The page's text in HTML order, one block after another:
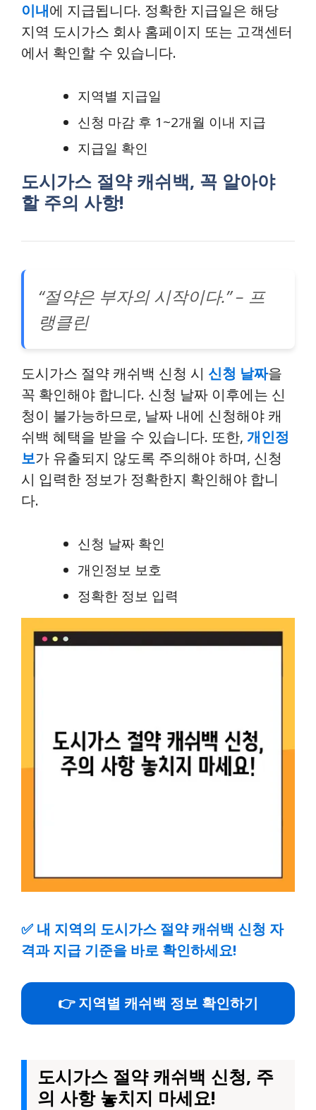
이내에 지급됩니다. 정확한 지급일은 해당
지역 도시가스 회사 홈페이지 또는 고객센터
에서 확인할 수 있습니다.
지역별 지급일
신청 마감 후 1~2개월 이내 지급
지급일 확인
도시가스 절약 캐쉬백, 꼭 알아야
할 주의 사항!
“절약은 부자의 시작이다.” – 프
랭클린
도시가스 절약 캐쉬백 신청 시 신청 날짜을
꼭 확인해야 합니다. 신청 날짜 이후에는 신
청이 불가능하므로, 날짜 내에 신청해야 캐
쉬백 혜택을 받을 수 있습니다. 또한, 개인정
보가 유출되지 않도록 주의해야 하며, 신청
시 입력한 정보가 정확한지 확인해야 합니
다.
신청 날짜 확인
개인정보 보호
정확한 정보 입력
✅ 내 지역의 도시가스 절약 캐쉬백 신청 자
격과 지급 기준을 바로 확인하세요!
👉 지역별 캐쉬백 정보 확인하기
도시가스 절약 캐쉬백 신청, 주
의 사항 놓치지 마세요!